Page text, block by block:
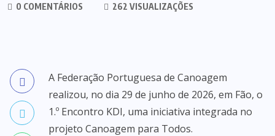
0 COMENTÁRIOS
262 VISUALIZAÇÕES
A Federação Portuguesa de Canoagem
realizou, no dia 29 de junho de 2026, em Fão, o
1.º Encontro KDI, uma iniciativa integrada no
projeto Canoagem para Todos.